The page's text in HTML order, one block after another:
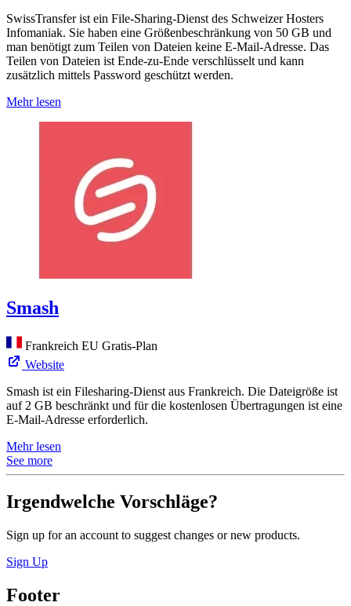
SwissTransfer ist ein File-Sharing-Dienst des Schweizer Hosters
Infomaniak. Sie haben eine Größenbeschränkung von 50 GB und
man benötigt zum Teilen von Dateien keine E-Mail-Adresse. Das
Teilen von Dateien ist Ende-zu-Ende verschlüsselt und kann
zusätzlich mittels Password geschützt werden.
Mehr lesen
Smash
Frankreich EU Gratis-Plan
Website
Smash ist ein Filesharing-Dienst aus Frankreich. Die Dateigröße ist
auf 2 GB beschränkt und für die kostenlosen Übertragungen ist eine
E-Mail-Adresse erforderlich.
Mehr lesen
See more
Irgendwelche Vorschläge?
Sign up for an account to suggest changes or new products.
Sign Up
Footer